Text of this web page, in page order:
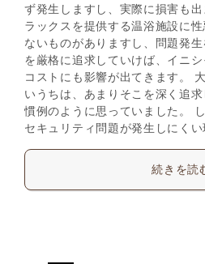
ず発生しますし、実際に損害も
ラックスを提供する温浴施設に
ないものがありますし、問題発
を厳格に追求していけば、イニ
コストにも影響が出てきます。
いうちは、あまりそこを深く追
慣例のように思っていました。
セキュリティ問題が発生しにく
続きを読